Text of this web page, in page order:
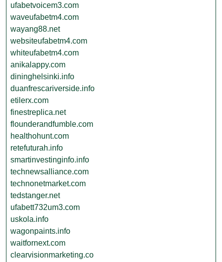
ufabetvoicem3.com
waveufabetm4.com
wayang88.net
websiteufabetm4.com
whiteufabetm4.com
anikalappy.com
dininghelsinki.info
duanfrescariverside.info
etilerx.com
finestreplica.net
flounderandfumble.com
healthohunt.com
retefuturah.info
smartinvestinginfo.info
technewsalliance.com
technonetmarket.com
tedstanger.net
ufabett732um3.com
uskola.info
wagonpaints.info
waitfornext.com
clearvisionmarketing.co